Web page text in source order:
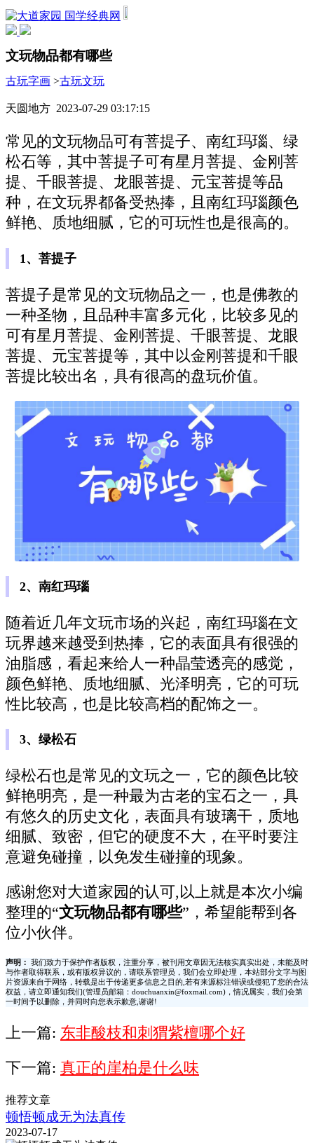
国学经典网
文玩物品都有哪些
古玩字画 >古玩文玩
天圆地方 2023-07-29 03:17:15
常见的文玩物品可有菩提子、南红玛瑙、绿
松石等，其中菩提子可有星月菩提、金刚菩
提、千眼菩提、龙眼菩提、元宝菩提等品
种，在文玩界都备受热捧，且南红玛瑙颜色
鲜艳、质地细腻，它的可玩性也是很高的。
1、菩提子
菩提子是常见的文玩物品之一，也是佛教的
一种圣物，且品种丰富多元化，比较多见的
可有星月菩提、金刚菩提、千眼菩提、龙眼
菩提、元宝菩提等，其中以金刚菩提和千眼
菩提比较出名，具有很高的盘玩价值。
2、南红玛瑙
随着近几年文玩市场的兴起，南红玛瑙在文
玩界越来越受到热捧，它的表面具有很强的
油脂感，看起来给人一种晶莹透亮的感觉，
颜色鲜艳、质地细腻、光泽明亮，它的可玩
性比较高，也是比较高档的配饰之一。
3、绿松石
绿松石也是常见的文玩之一，它的颜色比较
鲜艳明亮，是一种最为古老的宝石之一，具
有悠久的历史文化，表面具有玻璃干，质地
细腻、致密，但它的硬度不大，在平时要注
意避免碰撞，以免发生碰撞的现象。
感谢您对大道家园的认可,以上就是本次小编
整理的“文玩物品都有哪些”，希望能帮到各
位小伙伴。
声明：
我们致力于保护作者版权，注重分享，被刊用文章因无法核实真实出处，未能及时
与作者取得联系，或有版权异议的，请联系管理员，我们会立即处理，本站部分文字与图
片资源来自于网络，转载是出于传递更多信息之目的,若有来源标注错误或侵犯了您的合法
权益，请立即通知我们(管理员邮箱：douchuanxin@foxmail.com)，情况属实，我们会第
一时间予以删除，并同时向您表示歉意,谢谢!
上一篇: 东非酸枝和刺猬紫檀哪个好
下一篇: 真正的崖柏是什么味
推荐文章
顿悟顿成无为法真传
2023-07-17